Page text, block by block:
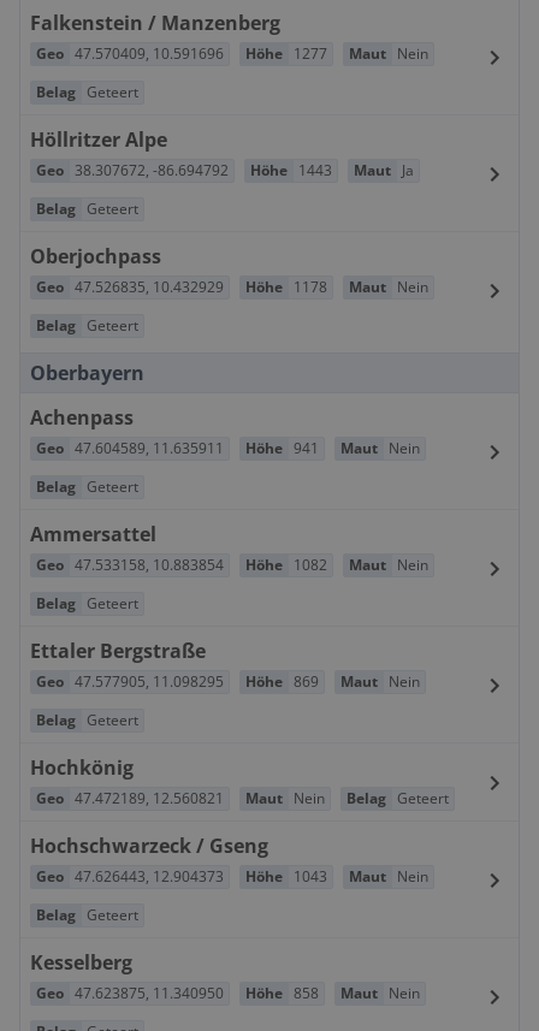
Falkenstein / Manzenberg
Geo 47.570409, 10.591696 Höhe 1277 Maut Nein
Belag Geteert
Höllritzer Alpe
Geo 38.307672, -86.694792 Höhe 1443 Maut Ja
Belag Geteert
Oberjochpass
Geo 47.526835, 10.432929 Höhe 1178 Maut Nein
Belag Geteert
Oberbayern
Achenpass
Geo 47.604589, 11.635911 Höhe 941 Maut Nein
Belag Geteert
Ammersattel
Geo 47.533158, 10.883854 Höhe 1082 Maut Nein
Belag Geteert
Ettaler Bergstraße
Geo 47.577905, 11.098295 Höhe 869 Maut Nein
Belag Geteert
Hochkönig
Geo 47.472189, 12.560821 Maut Nein Belag Geteert
Hochschwarzeck / Gseng
Geo 47.626443, 12.904373 Höhe 1043 Maut Nein
Belag Geteert
Kesselberg
Geo 47.623875, 11.340950 Höhe 858 Maut Nein